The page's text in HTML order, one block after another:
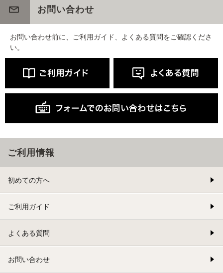
お問い合わせ
お問い合わせ前に、ご利用ガイド、よくある質問をご確認くださ
い。
ご利用情報
初めての方へ
ご利用ガイド
よくある質問
お問い合わせ